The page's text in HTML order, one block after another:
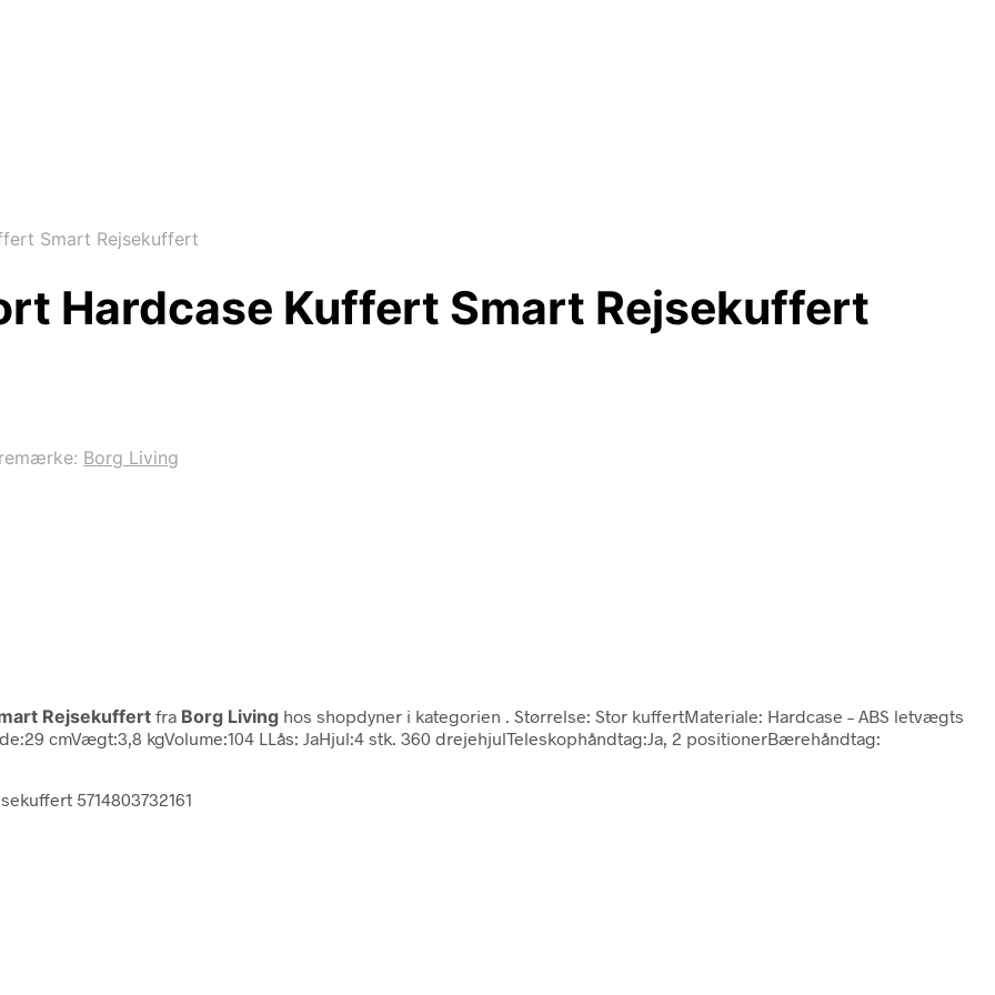
Smart Rejsekuffert
Hardcase Kuffert Smart Rejsekuffert
Borg Living
Rejsekuffert fra Borg Living hos shopdyner i kategorien
. Størrelse: Stor kuffertMateriale: Hardcase – ABS letvægts
cmVægt:3,8 kgVolume:104 LLås: JaHjul:4 stk. 360 drejehjulTeleskophåndtag:Ja, 2 positionerBærehåndtag:
5714803732161